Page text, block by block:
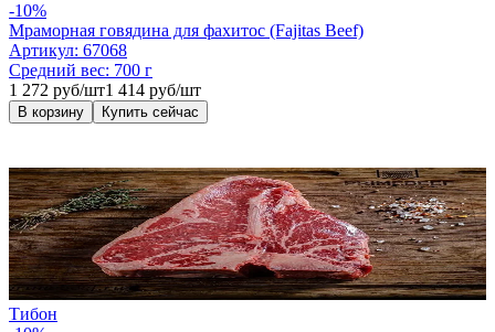
-10%
Мраморная говядина для фахитос (Fajitas Beef)
Артикул: 67068
Средний вес: 700 г
1 272 руб/шт1 414 руб/шт
В корзину Купить сейчас
Тибон